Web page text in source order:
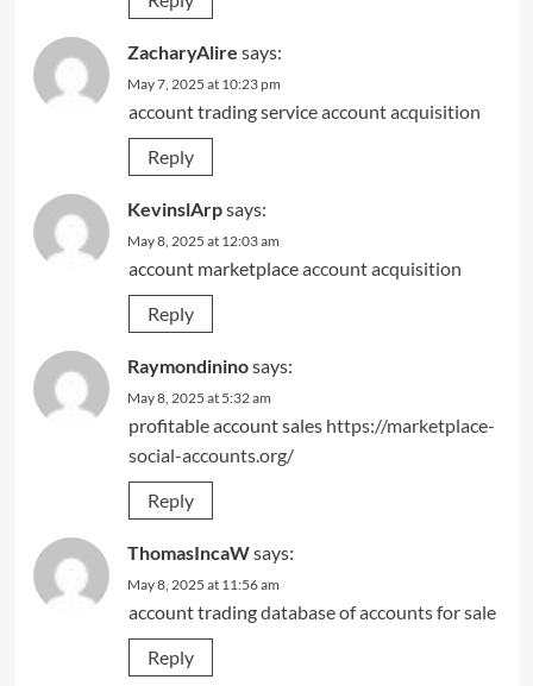
ZacharyAlire says:
May 7, 2025 at 10:23 pm
account trading serviceaccount acquisition
Reply
KevinslArpsays:
May 8, 2025 at 12:03 am
account marketplaceaccount acquisition
Reply
Raymondininosays:
May 8, 2025 at 5:32 am
profitable account sales https://marketplace-
social-accounts.org/
Reply
ThomasIncaWsays:
May 8, 2025 at 11:56 am
account tradingdatabase of accounts for sale
Reply